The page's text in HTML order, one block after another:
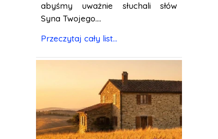
abyśmy uważnie słuchali słów
Syna Twojego....
Przeczytaj cały list...